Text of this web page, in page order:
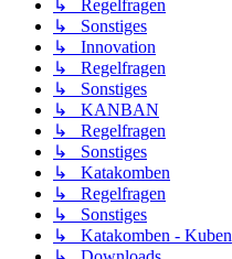
↳ Regelfragen
↳ Sonstiges
↳ Innovation
↳ Regelfragen
↳ Sonstiges
↳ KANBAN
↳ Regelfragen
↳ Sonstiges
↳ Katakomben
↳ Regelfragen
↳ Sonstiges
↳ Katakomben - Kuben